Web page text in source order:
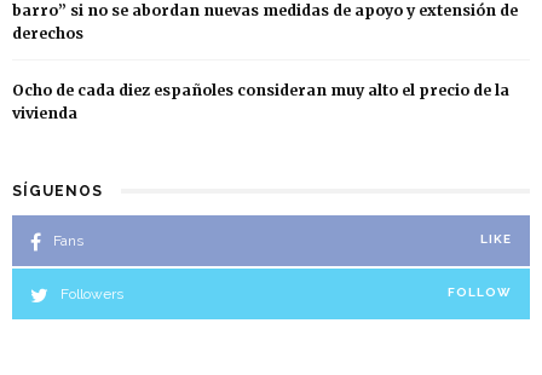
barro” si no se abordan nuevas medidas de apoyo y extensión de
derechos
Ocho de cada diez españoles consideran muy alto el precio de la
vivienda
SÍGUENOS
Fans LIKE
Followers FOLLOW